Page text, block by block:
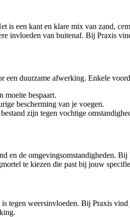
is een kant en klare mix van zand,
invloeden van buitenaf. Bij Praxis
duurzame afwerking. Enkele
moeite bespaart.
bescherming van je voegen.
zijn tegen vochtige
en de omgevingsomstandigheden.
te kiezen die past bij jouw
tegen weersinvloeden. Bij Praxis